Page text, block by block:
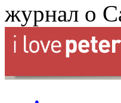
журнал о